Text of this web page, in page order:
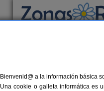
Casas
Bienvenid@ a la información básica
Una cookie o galleta informática es